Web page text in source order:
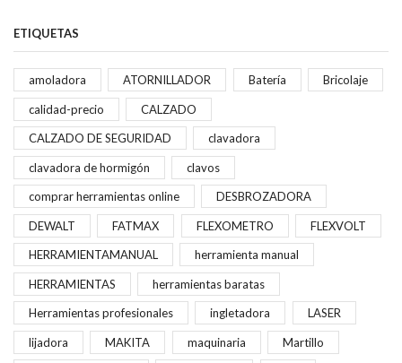
ETIQUETAS
amoladora ATORNILLADOR Batería Bricolaje
calidad-precio CALZADO
CALZADO DE SEGURIDAD clavadora
clavadora de hormigón clavos
comprar herramientas online DESBROZADORA
DEWALT FATMAX FLEXOMETRO FLEXVOLT
HERRAMIENTAMANUAL herramienta manual
HERRAMIENTAS herramientas baratas
Herramientas profesionales ingletadora LASER
lijadora MAKITA maquinaria Martillo